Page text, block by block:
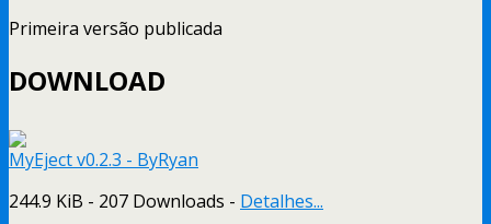
Primeira versão publicada
DOWNLOAD
MyEject v0.2.3 - ByRyan
244.9 KiB - 207 Downloads - Detalhes...